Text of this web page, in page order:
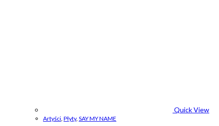
Quick View
Artyści Płyty, SAY MY NAME